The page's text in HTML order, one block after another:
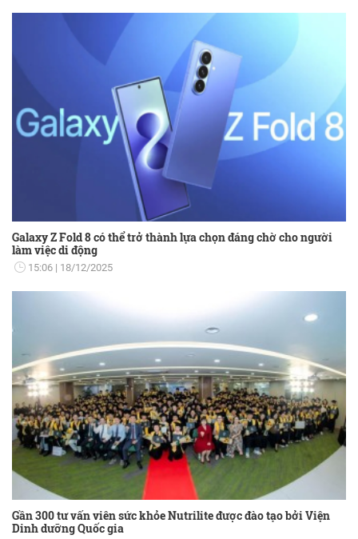
Galaxy Z Fold 8 có thể trở thành lựa chọn đáng chờ cho người
làm việc di động
15:06 18/12/2025
Gần 300 tư vấn viên sức khỏe Nutrilite được đào tạo bởi Viện
Dinh dưỡng Quốc gia